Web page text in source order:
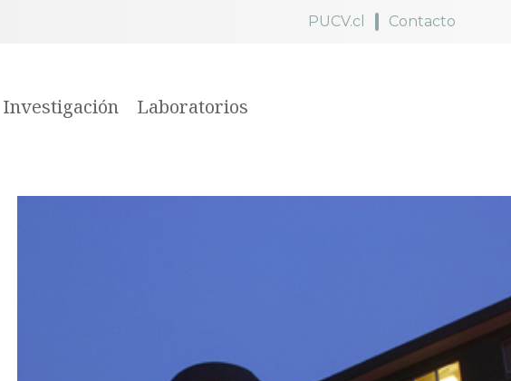
PUCV.cl Contacto
Investigación
Laboratorios